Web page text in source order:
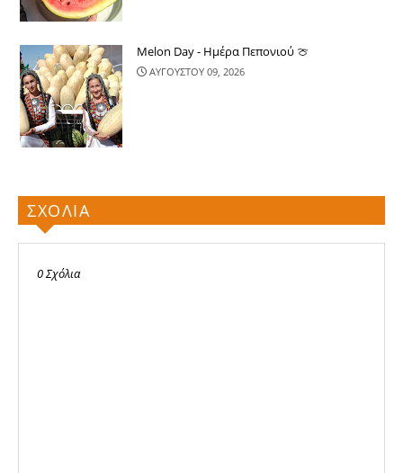
Melon Day - Ημέρα Πεπονιού 🍈
ΑΥΓΟΥΣΤΟΥ 09, 2026
ΣΧΟΛΙΑ
0 Σχόλια